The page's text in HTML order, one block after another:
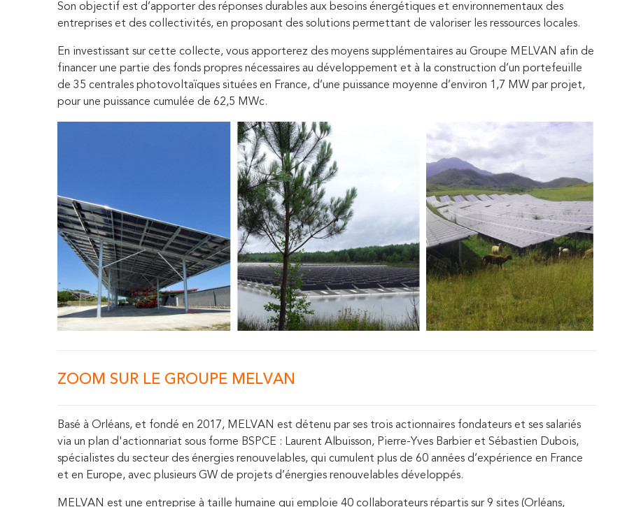
Son objectif est d’apporter des réponses durables aux besoins énergétiques et environnementaux des
entreprises et des collectivités, en proposant des solutions permettant de valoriser les ressources locales.
En investissant sur cette collecte, vous apporterez des moyens supplémentaires au Groupe MELVAN afin de
financer une partie des fonds propres nécessaires au développement et à la construction d’un portefeuille
de 35 centrales photovoltaïques situées en France, d’une puissance moyenne d’environ 1,7 MW par projet,
pour une puissance cumulée de 62,5 MWc.
ZOOM SUR LE GROUPE MELVAN
Basé à Orléans, et fondé en 2017, MELVAN est détenu par ses trois actionnaires fondateurs et ses salariés
via un plan d'actionnariat sous forme BSPCE : Laurent Albuisson, Pierre-Yves Barbier et Sébastien Dubois,
spécialistes du secteur des énergies renouvelables, qui cumulent plus de 60 années d’expérience en France
et en Europe, avec plusieurs GW de projets d’énergies renouvelables développés.
MELVAN est une entreprise à taille humaine qui emploie 40 collaborateurs répartis sur 9 sites (Orléans,